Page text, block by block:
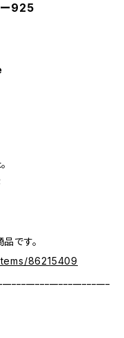
ー925
です。
86215409